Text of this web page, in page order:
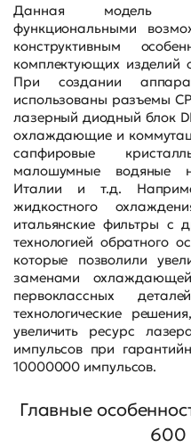
Данная модель
функциональными
конструктивным
комплектующих изделий
При создании
использованы разъемы
лазерный диодный блок
охлаждающие и
сапфировые
малошумные водяные
Италии и т.д.
жидкостного
итальянские фильтры с
технологией обратного
которые позволили
заменами
первоклассных
технологические
увеличить ресурс
импульсов при
10000000 импульсов.
Главные
600